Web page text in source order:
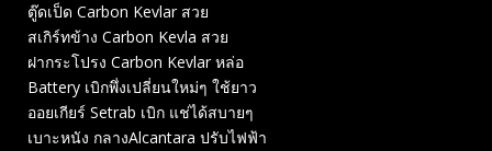
ตู๊ดเป็ด Carbon Kevlar สวย
สเกิร์ทข้าง Carbon Kevla สวย
ฝากระโปรง Carbon Kevlar หล่อ
Battery เบิกพึ่งเปลี่ยนใหม่ๆ ใช้ยาว
ออยเกียร์ Setrab เบิก แช่ได้สบายๆ
เบาะหนัง กลางAlcantara ปรับไฟฟ้า